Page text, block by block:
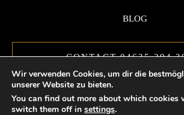
BLOG
CONTACT 04635 294
Wir verwenden Cookies, um dir die
unserer Website zu bieten.
You can find out more about which cookies
switch them off in settings.